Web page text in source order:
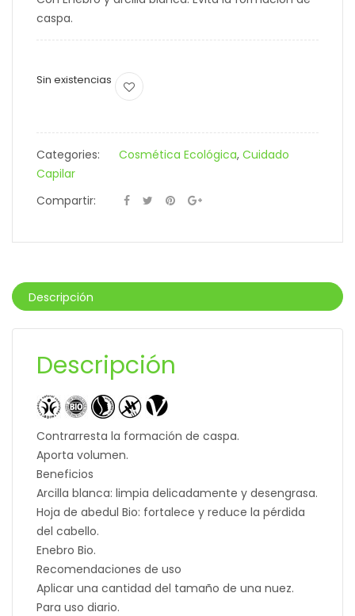
caspa.
Sin existencias
Categories: Cosmética Ecológica, Cuidado
Capilar
Compartir:
Descripción
Descripción
Contrarresta la formación de caspa.
Aporta volumen.
Beneficios
Arcilla blanca: limpia delicadamente y desengrasa.
Hoja de abedul Bio: fortalece y reduce la pérdida
del cabello.
Enebro Bio.
Recomendaciones de uso
Aplicar una cantidad del tamaño de una nuez.
Para uso diario.